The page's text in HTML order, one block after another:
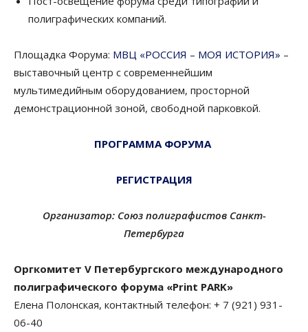
полиграфических компаний.
Площадка Форума: МВЦ «РОССИЯ – МОЯ ИСТОРИЯ» –
выставочный центр с современнейшим
мультимедийным оборудованием, просторной
демонстрационной зоной, свободной парковкой.
ПРОГРАММА ФОРУМА
РЕГИСТРАЦИЯ
Организатор: Союз полиграфистов Санкт-
Петербурга
Оргкомитет V Петербургского международного
полиграфического форума «Print PARK»
Елена Полонская, контактный телефон: + 7 (921) 931-
06-40